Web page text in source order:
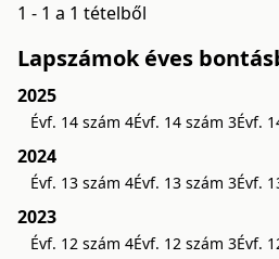
1 - 1 a 1 tételből
Lapszámok éves
2025
Évf. 14 szám 4Évf. 14 szám 3Évf.
2024
Évf. 13 szám 4Évf. 13 szám 3Évf.
2023
Évf. 12 szám 4Évf. 12 szám 3Évf.